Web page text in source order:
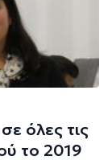
όλες τις
το 2019